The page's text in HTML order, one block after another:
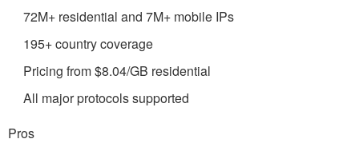
72M+ residential and 7M+ mobile IPs
195+ country coverage
Pricing from $8.04/GB residential
All major protocols supported
Pros